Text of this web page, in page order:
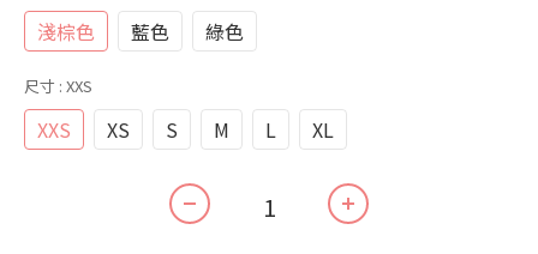
淺棕色 藍色 綠色
尺寸 : XXS
XXS XS S M L XL